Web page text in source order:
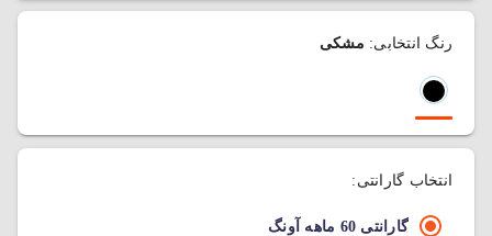
رنگ انتخابی: مشکی
انتخاب گارانتی:
گارانتی 60 ماهه آونگ